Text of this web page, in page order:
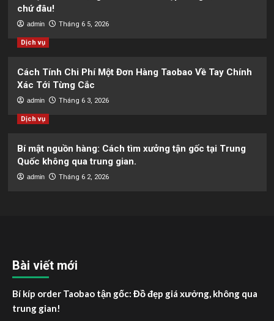
chứ đâu!
admin Tháng 6 5, 2026
Dịch vụ
Cách Tính Chi Phí Một Đơn Hàng Taobao Về Tay Chính
Xác Tới Từng Cắc
admin Tháng 6 3, 2026
Dịch vụ
Bí mật nguồn hàng: Cách tìm xưởng tận gốc tại Trung
Quốc không qua trung gian.
admin Tháng 6 2, 2026
Bài viết mới
Bí kíp order Taobao tận gốc: Đồ đẹp giá xưởng, không qua
trung gian!